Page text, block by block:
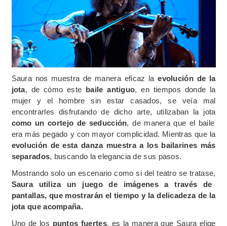
Saura nos muestra de manera eficaz laevolución de la
jota, de cómo este baile antiguo, en tiempos donde la
mujer y el hombre sin estar casados, se veía mal
encontrarles disfrutando de dicho arte, utilizaban la jota
como un cortejo de seducción, de manera que el baile
era más pegado y con mayor complicidad. Mientras que la
evolución de esta danza muestra a los bailarines más
separados, buscando la elegancia de sus pasos.
Mostrando solo un escenario como si del teatro se tratase,
Saura utiliza un juego de imágenes a través de
pantallas, que mostrarán el tiempo y la delicadeza de la
jota que acompaña.
Uno de los puntos fuertes, es la manera que Saura elige